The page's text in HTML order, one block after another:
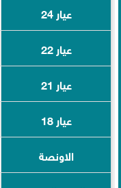
عيار 24
عيار 22
عيار 21
عيار 18
الاونصة